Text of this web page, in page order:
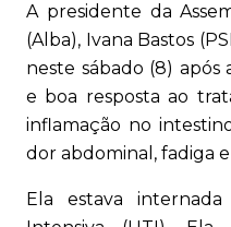
A presidente da
(Alba), Ivana Bastos
neste sábado (8)
e boa resposta ao
inflamação no
dor abdominal, fadiga
Ela estava